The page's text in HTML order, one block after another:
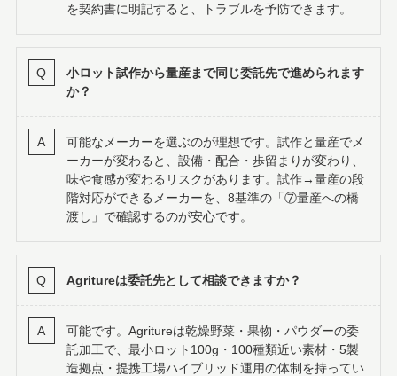
を契約書に明記すると、トラブルを予防できます。
小ロット試作から量産まで同じ委託先で進められます
か？
可能なメーカーを選ぶのが理想です。試作と量産でメ
ーカーが変わると、設備・配合・歩留まりが変わり、
味や食感が変わるリスクがあります。試作→量産の段
階対応ができるメーカーを、8基準の「⑦量産への橋
渡し」で確認するのが安心です。
Agritureは委託先として相談できますか？
可能です。Agritureは乾燥野菜・果物・パウダーの委
託加工で、最小ロット100g・100種類近い素材・5製
造拠点・提携工場ハイブリッド運用の体制を持ってい